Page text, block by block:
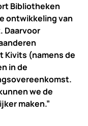
Bibliotheken
ontwikkeling van
Daarvoor
Kivits (namens de
in de
we de
maken.”